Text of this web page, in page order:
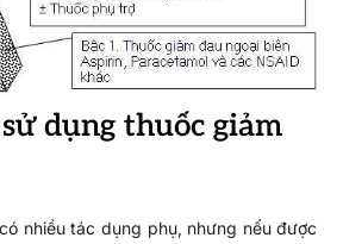
dụng thuốc giảm
nhiều tác dụng phụ, nhưng nếu được